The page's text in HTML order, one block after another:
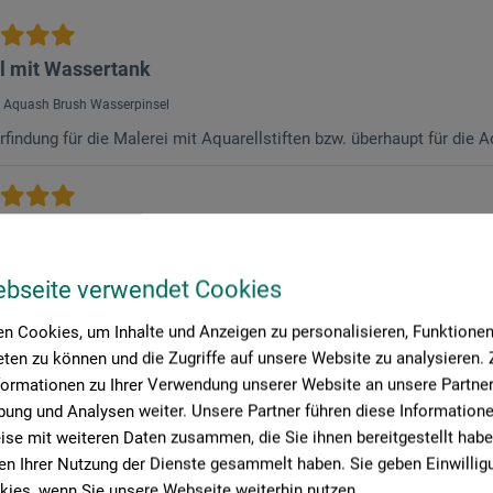
verwendet Cookies
Cookies, um Inhalte und Anzeigen zu personalisieren,
zu können und die Zugriffe auf unsere Website zu analysieren.
zu Ihrer Verwendung unserer Website an unsere
und Analysen weiter. Unsere Partner führen diese
mit weiteren Daten zusammen, die Sie ihnen bereitgestellt
Ihrer Nutzung der Dienste gesammelt haben. Sie geben
mit Wassertank
Aquash Brush Wasserpinsel
für die Malerei mit Aquarellstiften bzw. überhaupt für die
Kauf
eignet sich shr gut für das Urban Sketching und kolorieren
Die Haare und der richtige Druck für die Wasserzugabe sind
richtige Handling schnell heraus. Die Pinselspitze hält gut ihre